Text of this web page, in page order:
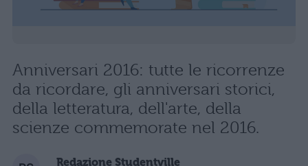
Anniversari 2016: tutte le ricorrenze
da ricordare, gli anniversari storici,
della letteratura, dell'arte, della
scienze commemorate nel 2016.
Redazione Studentville